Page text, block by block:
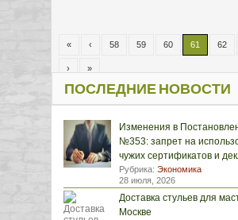
« ‹ 58 59 60 61 62
› »
ПОСЛЕДНИЕ НОВОСТИ
Изменения в
№353: запрет на
чужих сертификатов и
Рубрика: Экономика
28 июля, 2026
Доставка стульев для
Москве